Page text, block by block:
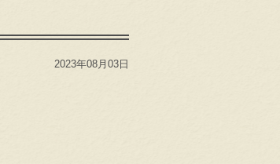
2023年08月03日